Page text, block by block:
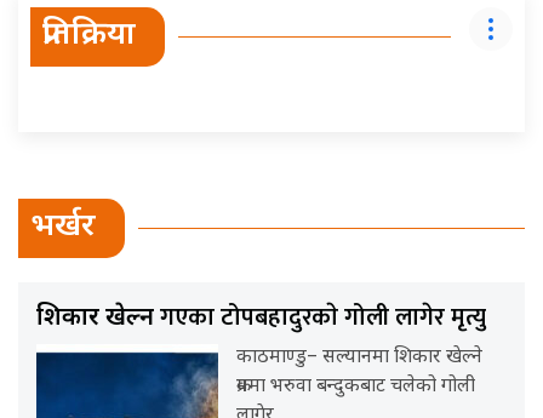
प्रतिक्रिया
भर्खर
शिकार खेल्नगएका टोपबहादुरकाे गोली लागेर मृत्यु
काठमाण्डु– सल्यानमा शिकार खेल्ने
क्रममा भरुवा बन्दुकबाट चलेको गोली